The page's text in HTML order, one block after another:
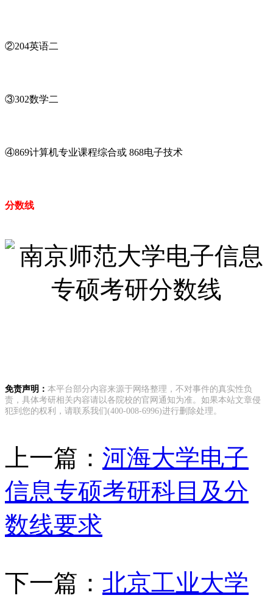
②204英语二
③302数学二
④869计算机专业课程综合或 868电子技术
分数线
免责声明： 本平台部分内容来源于网络整理，不对事件的真实性负
责，具体考研相关内容请以各院校的官网通知为准。如果本站文章侵
犯到您的权利，请联系我们(400-008-6996)进行删除处理。
上一篇： 河海大学电子
信息专硕考研科目及分
数线要求
下一篇： 北京工业大学